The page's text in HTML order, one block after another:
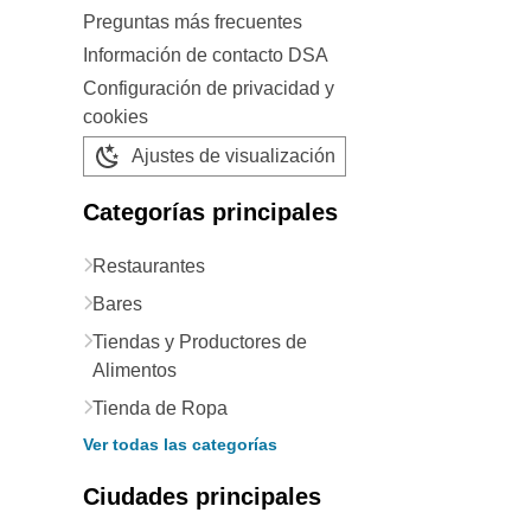
Preguntas más frecuentes
Información de contacto DSA
Configuración de privacidad y
cookies
Ajustes de visualización
Categorías principales
Restaurantes
Bares
Tiendas y Productores de
Alimentos
Tienda de Ropa
Ver todas las categorías
Ciudades principales